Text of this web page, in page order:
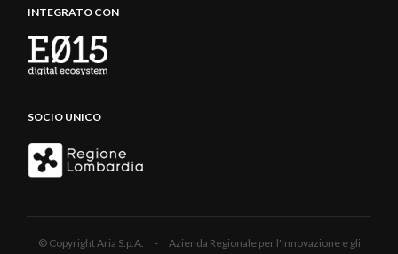
INTEGRATO CON
SOCIO UNICO
© Copyright Aria S.p.A. - Azienda Regionale per l'Innovazione e gli